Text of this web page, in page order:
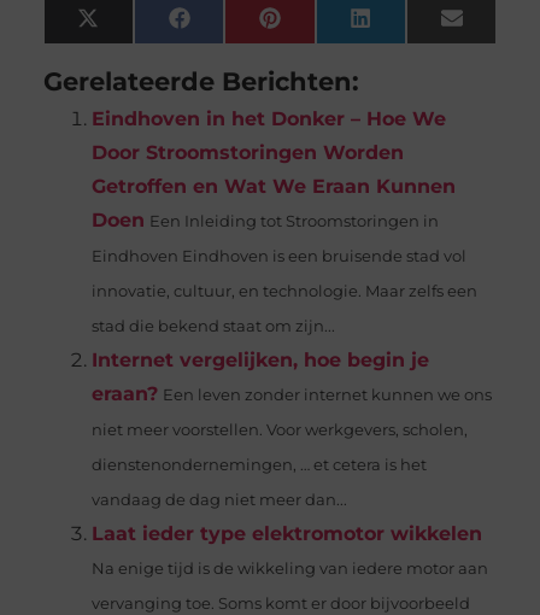
X
(Twitter)
FacebookPinterestLinkedInEmail
Gerelateerde Berichten:
Eindhoven in het Donker – Hoe We
Door Stroomstoringen Worden
Getroffen en Wat We Eraan Kunnen
Doen Een Inleiding tot Stroomstoringen in
Eindhoven Eindhoven is een bruisende stad vol
innovatie, cultuur, en technologie. Maar zelfs een
stad die bekend staat om zijn...
Internet vergelijken, hoe begin je
eraan? Een leven zonder internet kunnen we ons
niet meer voorstellen. Voor werkgevers, scholen,
dienstenondernemingen, … et cetera is het
vandaag de dag niet meer dan...
Laat ieder type elektromotor wikkelen
Na enige tijd is de wikkeling van iedere motor aan
vervanging toe. Soms komt er door bijvoorbeeld